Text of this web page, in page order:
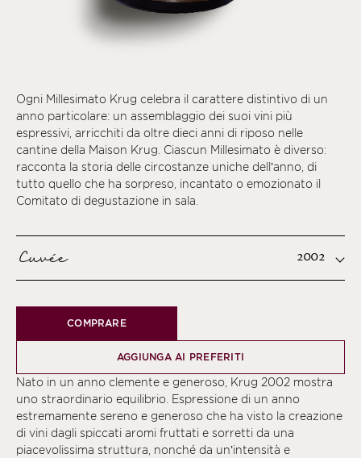
Ogni Millesimato Krug celebra il carattere distintivo di un
anno particolare: un assemblaggio dei suoi vini più
espressivi, arricchiti da oltre dieci anni di riposo nelle
cantine della Maison Krug. Ciascun Millesimato è diverso:
racconta la storia delle circostanze uniche dell’anno, di
tutto quello che ha sorpreso, incantato o emozionato il
Comitato di degustazione in sala.
Cuvée 2002
COMPRARE
AGGIUNGA AI PREFERITI
Nato in un anno clemente e generoso, Krug 2002 mostra
uno straordinario equilibrio. Espressione di un anno
estremamente sereno e generoso che ha visto la creazione
di vini dagli spiccati aromi fruttati e sorretti da una
piacevolissima struttura, nonché da un’intensità e